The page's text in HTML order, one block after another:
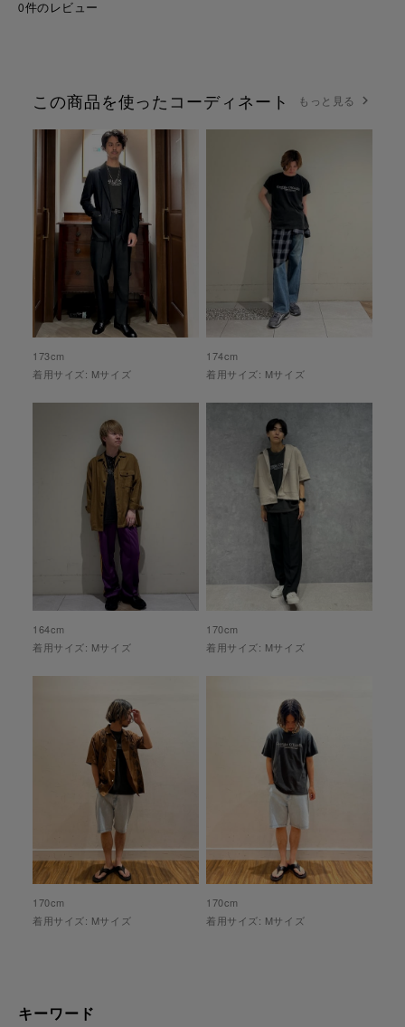
0件のレビュー
この商品を使ったコーディネート もっと見る
173cm
着用サイズ: Mサイズ
174cm
着用サイズ: Mサイズ
164cm
着用サイズ: Mサイズ
170cm
着用サイズ: Mサイズ
170cm
着用サイズ: Mサイズ
170cm
着用サイズ: Mサイズ
キーワード